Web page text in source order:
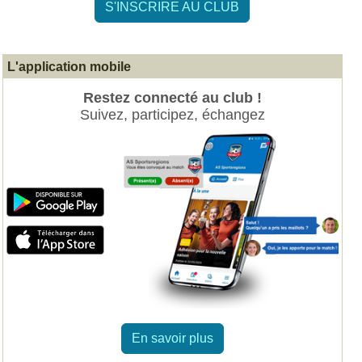
S'INSCRIRE AU CLUB
L'application mobile
Restez connecté au club !
Suivez, participez, échangez
En savoir plus